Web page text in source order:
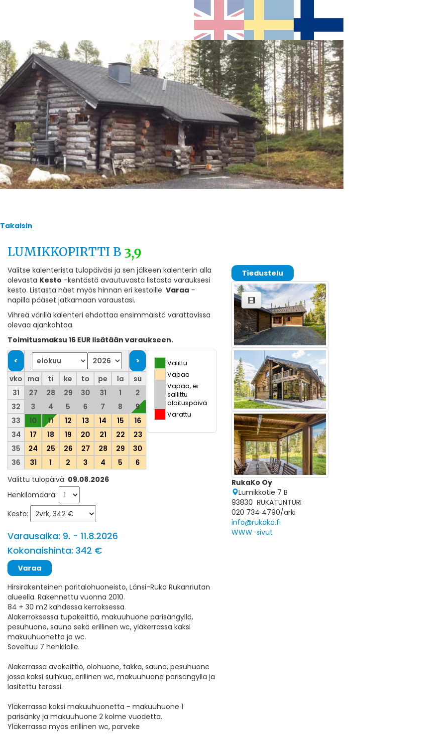
Takaisin
LUMIKKOPIRTTI B 3,9
RukaKo Oy
Lumikkotie 7 B
93830 RUKATUNTURI
020 734 4790/arki
info@rukako.fi
WWW-sivut
Valitse kalenterista tulopäiväsi ja sen jälkeen kalenterin alla
olevasta Kesto -kentästä avautuvasta listasta varauksesi
kesto. Listasta näet myös hinnan eri kestoille. Varaa -
napilla pääset jatkamaan varaustasi.
Vihreä värillä kalenteri ehdottaa ensimmäistä varattavissa
olevaa ajankohtaa.
Toimitusmaksu 16 EUR lisätään varaukseen.
Valittu
Vapaa
Vapaa, ei
sallittu
aloituspäivä
Varattu
vko ma ti ke to pe la
su
31
27 28 29 30 31 1
2
32
3 4 5 6 7 8
9
33
10 11 12 13 14 15
16
34
17 18 19 20 21 22
23
35
24 25 26 27 28 29
30
36
31 1 2 3 4 5
6
Valittu tulopäivä: 09.08.2026
Henkilömäärä:
Kesto:
Varausaika: 9. - 11.8.2026
Kokonaishinta: 342 €
Hirsirakenteinen paritalohuoneisto, Länsi-Ruka Rukanriutan
alueella. Rakennettu vuonna 2010.
84 + 30 m2 kahdessa kerroksessa.
Alakerroksessa tupakeittiö, makuuhuone parisängyllä,
pesuhuone, sauna sekä erillinen wc, yläkerrassa kaksi
makuuhuonetta ja wc.
Soveltuu 7 henkilölle.
Alakerrassa avokeittiö, olohuone, takka, sauna, pesuhuone
jossa kaksi suihkua, erillinen wc, makuuhuone parisängyllä ja
lasitettu terassi.
Yläkerrassa kaksi makuuhuonetta - makuuhuone 1
parisänky ja makuuhuone 2 kolme vuodetta.
Yläkerrassa myös erillinen wc, parveke